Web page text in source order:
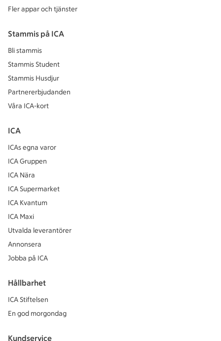
Fler appar och tjänster
Stammis på ICA
Bli stammis
Stammis Student
Stammis Husdjur
Partnererbjudanden
Våra ICA-kort
ICA
ICAs egna varor
ICA Gruppen
ICA Nära
ICA Supermarket
ICA Kvantum
ICA Maxi
Utvalda leverantörer
Annonsera
Jobba på ICA
Hållbarhet
ICA Stiftelsen
En god morgondag
Kundservice